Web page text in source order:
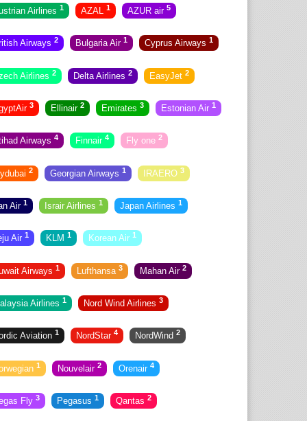
Airlines 1 AZAL 1 AZUR air 5
Airways 2 Bulgaria Air 1 Cyprus Airways 1
Airlines 2 Delta Airlines 2 EasyJet 2
3 Ellinair 2 Emirates 3 Estonian Air 1
Airways 4 Finnair 4 Fly one 2
2 Georgian Airways 1 IRAERO 3
Air 1 Israir Airlines 1 Japan Airlines 1
Air 1 KLM 1 Korean Air 1
Airways 1 Lufthansa 3 Mahan Air 2
Airlines 1 Nord Wind Airlines 3
Aviation 1 NordStar 4 NordWind 2
1 Nouvelair 2 Orenair 4
Fly 3 Pegasus 1 Qantas 2